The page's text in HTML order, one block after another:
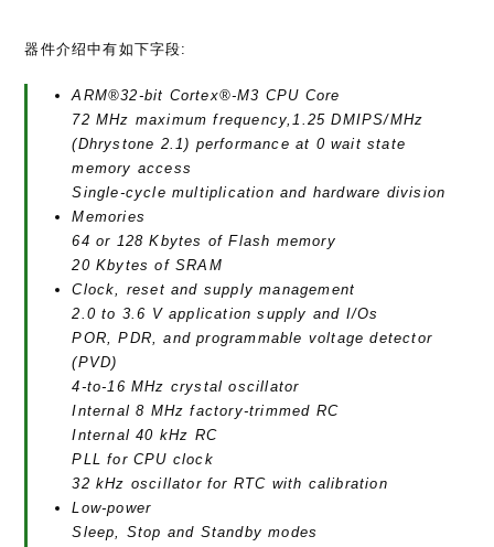
器件介绍中有如下字段:
ARM®32-bit Cortex®-M3 CPU Core
72 MHz maximum frequency,1.25 DMIPS/MHz
(Dhrystone 2.1) performance at 0 wait state
memory access
Single-cycle multiplication and hardware division
Memories
64 or 128 Kbytes of Flash memory
20 Kbytes of SRAM
Clock, reset and supply management
2.0 to 3.6 V application supply and I/Os
POR, PDR, and programmable voltage detector
(PVD)
4-to-16 MHz crystal oscillator
Internal 8 MHz factory-trimmed RC
Internal 40 kHz RC
PLL for CPU clock
32 kHz oscillator for RTC with calibration
Low-power
Sleep, Stop and Standby modes